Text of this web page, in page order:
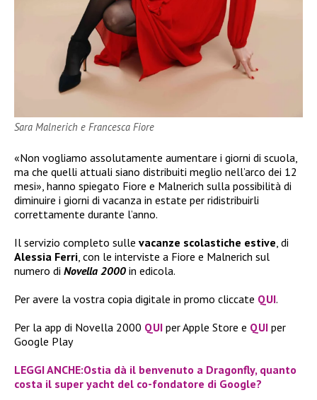
Sara Malnerich e Francesca Fiore
«Non vogliamo assolutamente aumentare i giorni di scuola,
ma che quelli attuali siano distribuiti meglio nell’arco dei 12
mesi», hanno spiegato Fiore e Malnerich sulla possibilità di
diminuire i giorni di vacanza in estate per ridistribuirli
correttamente durante l’anno.
Il servizio completo sulle vacanze scolastiche estive , di
Alessia Ferri , con le interviste a Fiore e Malnerich sul
numero di Novella 2000 in edicola.
Per avere la vostra copia digitale in promo cliccate QUI.
Per la app di Novella 2000 QUI per Apple Store e QUI per
Google Play
LEGGI ANCHE:Ostia dà il benvenuto a Dragonfly, quanto
costa il super yacht del co-fondatore di Google?